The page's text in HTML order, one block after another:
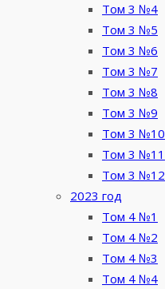
Том 3 №4
Том 3 №5
Том 3 №6
Том 3 №7
Том 3 №8
Том 3 №9
Том 3 №10
Том 3 №11
Том 3 №12
2023 год
Том 4 №1
Том 4 №2
Том 4 №3
Том 4 №4